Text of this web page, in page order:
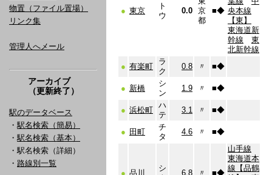
物置（ファイル置場）
リンク集
管理人へメール
アーカイブ
（更新終了）
駅のデータベース
・ 駅名検索（簡易）
・ 駅名検索（基本）
・駅名検索（詳細）
・ 路線別一覧
● 東京
ト
ウ
0.0 京
都
■◆ 央本線
【東】
東海道新
幹線
東
北新幹線
● 有楽町
ラ
ク
0.8 〃 ■◆
● 新橋
シ
ン
1.9 〃 ■◆
● 浜松町
ハ
テ
3.1 〃 ■◆
● 田町
チ
タ
4.6 〃 ■◆
● 品川
シ
6.8 〃 ■◆
山手線
東海道本
線【品鶴